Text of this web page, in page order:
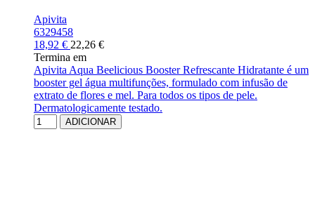
Apivita
6329458
18,92 € 22,26 €
Termina em
Apivita Aqua Beelicious Booster Refrescante Hidratante é um
booster gel água multifunções, formulado com infusão de
extrato de flores e mel. Para todos os tipos de pele.
Dermatologicamente testado.
ADICIONAR